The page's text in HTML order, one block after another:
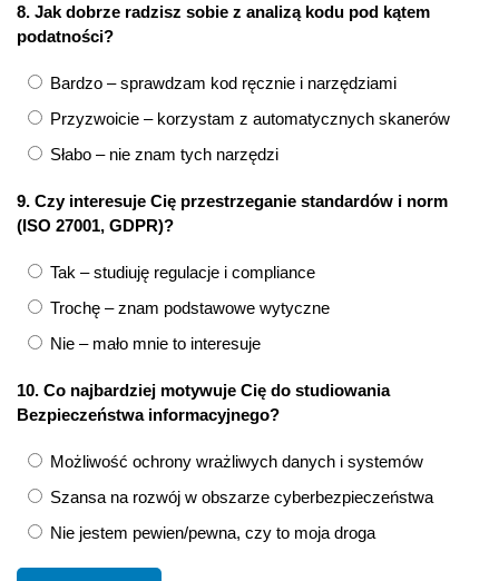
8. Jak dobrze radzisz sobie z analizą kodu pod kątem
podatności?
Bardzo – sprawdzam kod ręcznie i narzędziami
Przyzwoicie – korzystam z automatycznych skanerów
Słabo – nie znam tych narzędzi
9. Czy interesuje Cię przestrzeganie standardów i norm
(ISO 27001, GDPR)?
Tak – studiuję regulacje i compliance
Trochę – znam podstawowe wytyczne
Nie – mało mnie to interesuje
10. Co najbardziej motywuje Cię do studiowania
Bezpieczeństwa informacyjnego?
Możliwość ochrony wrażliwych danych i systemów
Szansa na rozwój w obszarze cyberbezpieczeństwa
Nie jestem pewien/pewna, czy to moja droga